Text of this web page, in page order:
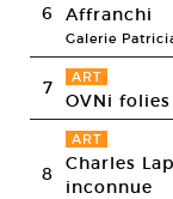
6 Affranchi
Galerie
7 ART
OVNi
8
ART
Charles
inconnue